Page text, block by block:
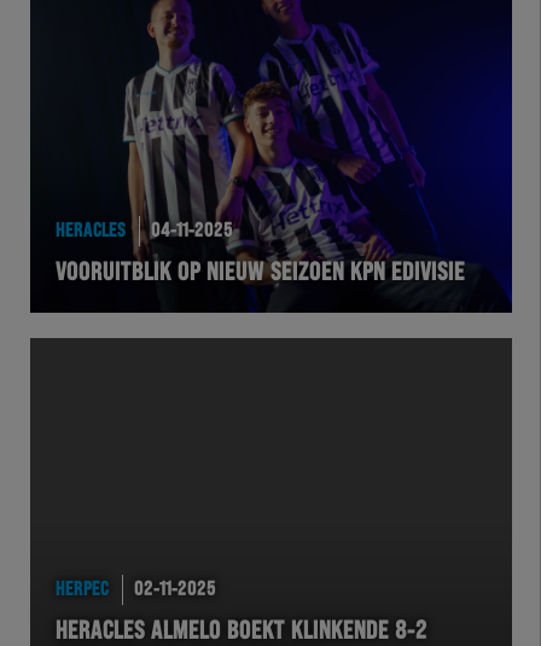
HERACLES 04-11-2025
VOORUITBLIK OP NIEUW SEIZOEN KPN EDIVISIE
HERPEC 02-11-2025
HERACLES ALMELO BOEKT KLINKENDE 8-2